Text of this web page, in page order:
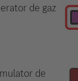
de gaz
de